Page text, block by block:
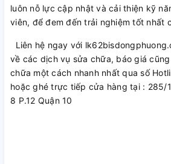
luôn nỗ lực cập nhật và cải thiện kỹ
viên, để đem đến trải nghiệm tốt nhất
Liên hệ ngay với
về các dịch vụ sửa chữa, báo giá
chữa một cách nhanh nhất qua số
hoặc ghé trực tiếp cửa hàng tại : 285/
8 P.12 Quận 10